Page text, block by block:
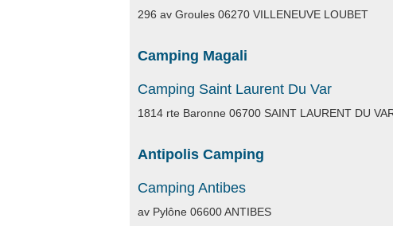
296 av Groules 06270 VILLENEUVE LOUBET
Camping Magali
Camping Saint Laurent Du Var
1814 rte Baronne 06700 SAINT LAURENT DU
Antipolis Camping
Camping Antibes
av Pylône 06600 ANTIBES